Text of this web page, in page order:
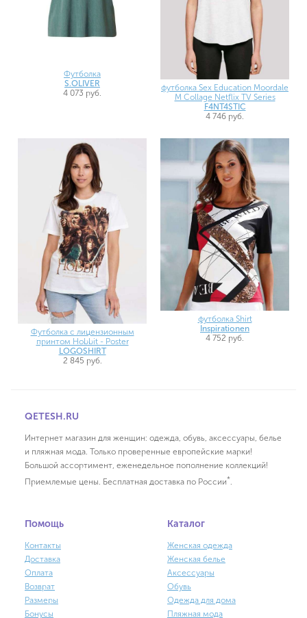
Футболка
S.OLIVER
4 073 руб.
футболка Sex Education Moordale
M Collage Netflix TV Series
F4NT4STIC
4 746 руб.
Футболка с лицензионным
принтом Hobbit - Poster
LOGOSHIRT
2 845 руб.
футболка Shirt
Inspirationen
4 752 руб.
QETESH.RU
Интернет магазин для женщин: одежда, обувь, аксессуары, белье
и пляжная мода. Только проверенные европейские марки!
Большой ассортимент, еженедельное пополнение коллекций!
Приемлемые цены. Бесплатная доставка по России*.
Помощь
Контакты
Доставка
Оплата
Возврат
Размеры
Бонусы
Каталог
Женская одежда
Женская белье
Аксессуары
Обувь
Одежда для дома
Пляжная мода